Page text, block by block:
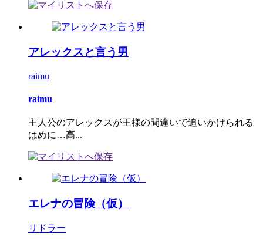
アレックスと言う男
raimu
raimu
主人公のアレックスが王様の間違いで追いかけられる
はめに…高...
エレナの冒険（仮）
リドラー